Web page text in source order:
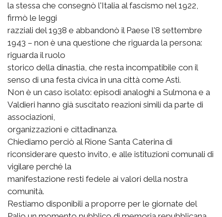
la stessa che consegnò l'Italia al fascismo nel 1922,
firmò le leggi
razziali del 1938 e abbandonò il Paese l'8 settembre
1943 – non è una questione che riguarda la persona:
riguarda il ruolo
storico della dinastia, che resta incompatibile con il
senso di una festa civica in una città come Asti.
Non è un caso isolato: episodi analoghi a Sulmona e a
Valdieri hanno già suscitato reazioni simili da parte di
associazioni,
organizzazioni e cittadinanza.
Chiediamo perciò al Rione Santa Caterina di
riconsiderare questo invito, e alle istituzioni comunali di
vigilare perché la
manifestazione resti fedele ai valori della nostra
comunità.
Restiamo disponibili a proporre per le giornate del